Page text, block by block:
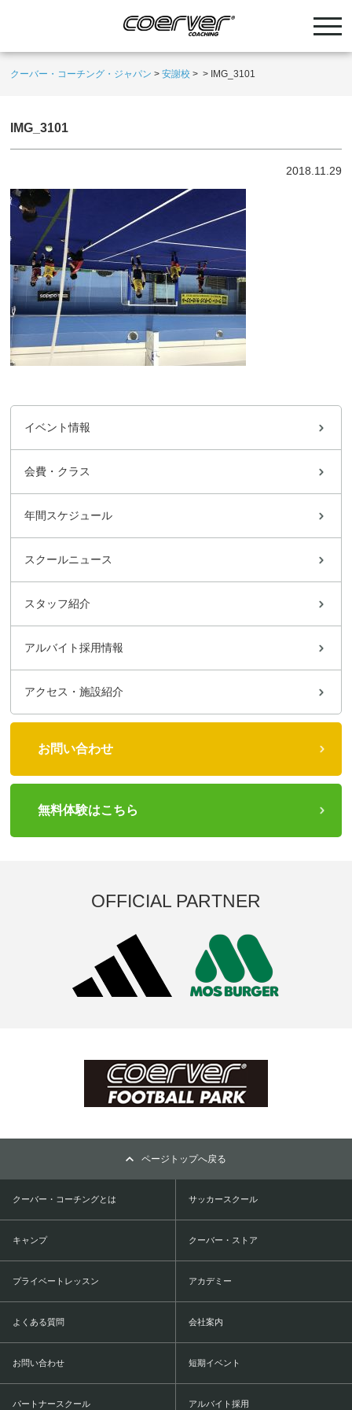
クーバー・コーチング・ジャパン >安謝校 > > IMG_3101
IMG_3101
2018.11.29
イベント情報
会費・クラス
年間スケジュール
スクールニュース
スタッフ紹介
アルバイト採用情報
アクセス・施設紹介
お問い合わせ
無料体験はこちら
OFFICIAL PARTNER
ページトップへ戻る
クーバー・コーチングとは サッカースクール
キャンプ クーバー・ストア
プライベートレッスン アカデミー
よくある質問 会社案内
お問い合わせ 短期イベント
パートナースクール アルバイト採用